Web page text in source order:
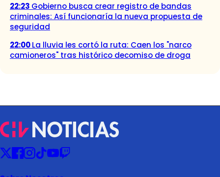
22:23 Gobierno busca crear registro de bandas
criminales: Así funcionaría la nueva propuesta de
seguridad
22:00La lluvia les cortó la ruta: Caen los "narco
camioneros" tras histórico decomiso de droga